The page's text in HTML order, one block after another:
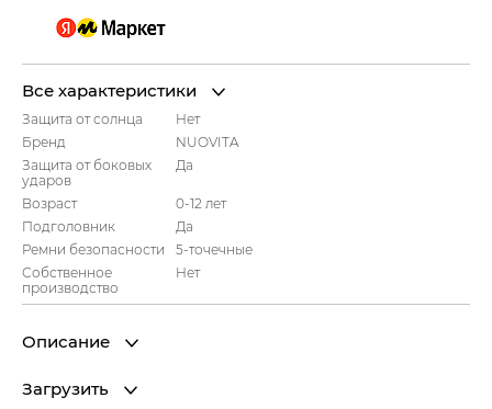
Все характеристики
Защита от солнца
Нет
Бренд
NUOVITA
Защита от боковых
ударов
Да
Возраст
0-12 лет
Подголовник
Да
Ремни безопасности
5-точечные
Собственное
производство
Нет
Описание
Загрузить